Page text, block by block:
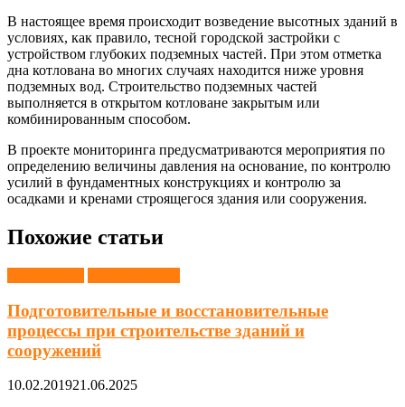
В настоящее время происходит возведение высотных зданий в
условиях, как правило, тесной городской застройки с
устройством глубоких подземных частей. При этом отметка
дна котлована во многих случаях находится ниже уровня
подземных вод. Строительство подземных частей
выполняется в открытом котловане закрытым или
комбинированным способом.
В проекте мониторинга предусматриваются мероприятия по
определению величины давления на основание, по контролю
усилий в фундаментных конструкциях и контролю за
осадками и кренами строящегося здания или сооружения.
Похожие статьи
Подготовительные и восстановительные
процессы при строительстве зданий и
сооружений
10.02.201921.06.2025